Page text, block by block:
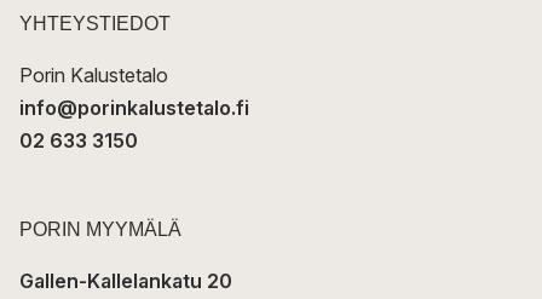
t
YHTEYSTIEDOT
Porin Kalustetalo
info@porinkalustetalo.fi
02 633 3150
PORIN MYYMÄLÄ
Gallen-Kallelankatu 20